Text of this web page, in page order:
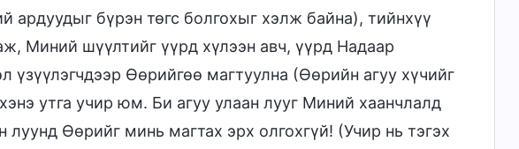
ардуудыг бүрэн төгс болгохыг хэлж байна), тийнхүү
Миний шүүлтийг үүрд хүлээн авч, үүрд Надаар
үзүүлэгчдээр Өөрийгөө магтуулна (Өөрийн агуу хүчийг
утга учир юм. Би агуу улаан лууг Миний хаанчлалд
Өөрийг минь магтах эрх олгохгүй! (Учир нь тэгэх